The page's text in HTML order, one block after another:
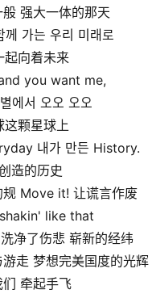
强大一体的那天
가는 우리 미래로
起向着未来
you want me,
에서 오오 오오
这颗星球上
내가 만든 History.
造的历史
Move it! 让谎言作废
like that
净了伤悲 崭新的经纬
走 梦想完美国度的光辉
们 牵起手飞